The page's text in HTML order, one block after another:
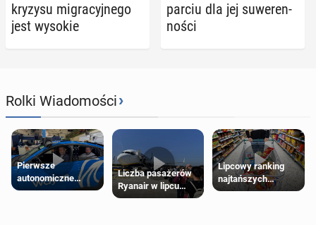
kryzysu mi­gra­cyj­ne­go
jest wysokie
par­ciu dla jej su­we­ren­
no­ści
Rolki Wiadomości›
Pierwsze
autonomiczne
Ubery pojawią się
Liczba pasażerów
Ryanair w lipcu
pobiła rekord
Lipcowy ranking
najtańszych
supermarketów